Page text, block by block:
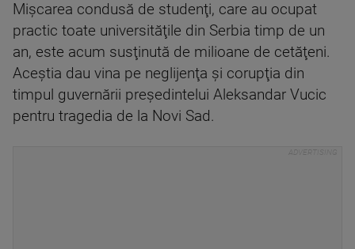
Mişcarea condusă de studenţi, care au ocupat
practic toate universităţile din Serbia timp de un
an, este acum susţinută de milioane de cetăţeni.
Aceştia dau vina pe neglijenţa şi corupţia din
timpul guvernării preşedintelui Aleksandar Vucic
pentru tragedia de la Novi Sad.